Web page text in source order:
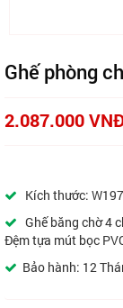
Ghế phòng
2.087.000
Kích thước:
Ghế băng chờ 4
Đệm tựa mút bọc
Bảo hành: 12